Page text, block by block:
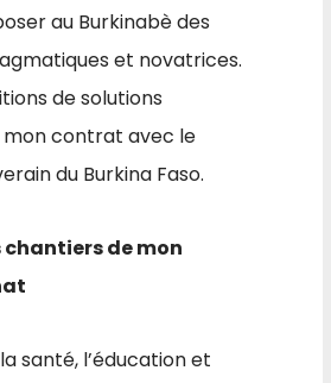
au Burkinabè des
et novatrices.
de solutions
contrat avec le
du Burkina Faso.
chantiers de mon
santé, l’éducation et